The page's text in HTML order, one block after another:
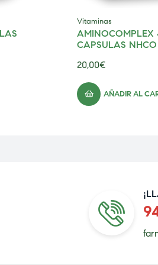
Vitaminas
AMINOCOMPLEX
CAPSULAS NHCO
20,00€
AÑADIR AL